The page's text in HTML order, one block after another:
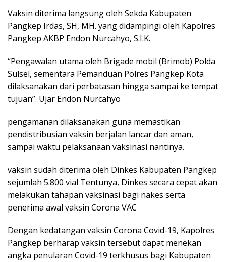
Vaksin diterima langsung oleh Sekda Kabupaten
Pangkep Irdas, SH, MH. yang didampingi oleh Kapolres
Pangkep AKBP Endon Nurcahyo, S.I.K.
“Pengawalan utama oleh Brigade mobil (Brimob) Polda
Sulsel, sementara Pemanduan Polres Pangkep Kota
dilaksanakan dari perbatasan hingga sampai ke tempat
tujuan”. Ujar Endon Nurcahyo
pengamanan dilaksanakan guna memastikan
pendistribusian vaksin berjalan lancar dan aman,
sampai waktu pelaksanaan vaksinasi nantinya.
vaksin sudah diterima oleh Dinkes Kabupaten Pangkep
sejumlah 5.800 vial Tentunya, Dinkes secara cepat akan
melakukan tahapan vaksinasi bagi nakes serta
penerima awal vaksin Corona VAC
Dengan kedatangan vaksin Corona Covid-19, Kapolres
Pangkep berharap vaksin tersebut dapat menekan
angka penularan Covid-19 terkhusus bagi Kabupaten